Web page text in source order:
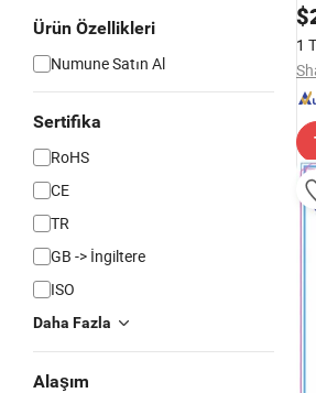
Ürün Özellikleri
Numune Satın Al
Sertifika
RoHS
CE
TR
GB -> İngiltere
ISO
Daha Fazla
Alaşım
$
1